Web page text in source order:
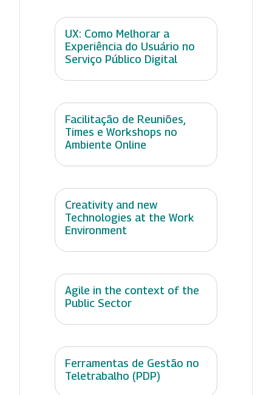
UX: Como Melhorar a
Experiência do Usuário no
Serviço Público Digital
Facilitação de Reuniões,
Times e Workshops no
Ambiente Online
Creativity and new
Technologies at the Work
Environment
Agile in the context of the
Public Sector
Ferramentas de Gestão no
Teletrabalho (PDP)